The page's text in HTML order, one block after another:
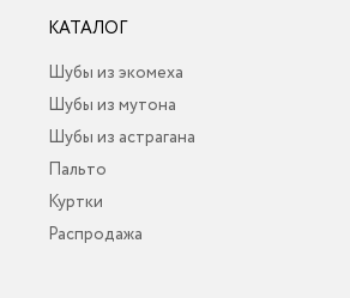
КАТАЛОГ
Шубы из экомеха
Шубы из мутона
Шубы из астрагана
Пальто
Куртки
Распродажа